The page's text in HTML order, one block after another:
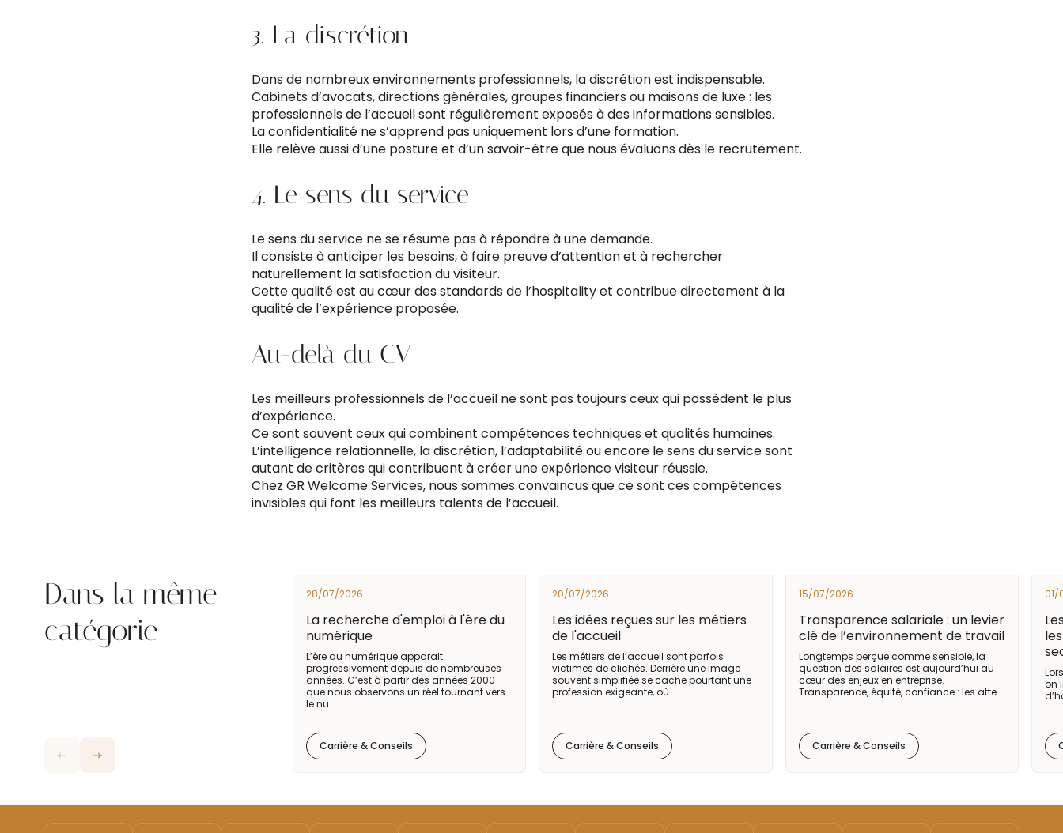
3. La discrétion
Dans de nombreux environnements professionnels, la discrétion est indispensable.
Cabinets d’avocats, directions générales, groupes financiers ou maisons de luxe : les
professionnels de l’accueil sont régulièrement exposés à des informations sensibles.
La confidentialité ne s’apprend pas uniquement lors d’une formation.
Elle relève aussi d’une posture et d’un savoir-être que nous évaluons dès le recrutement.
4. Le sens du service
Le sens du service ne se résume pas à répondre à une demande.
Il consiste à anticiper les besoins, à faire preuve d’attention et à rechercher
naturellement la satisfaction du visiteur.
Cette qualité est au cœur des standards de l’hospitality et contribue directement à la
qualité de l’expérience proposée.
Au-delà du CV
Les meilleurs professionnels de l’accueil ne sont pas toujours ceux qui possèdent le plus
d’expérience.
Ce sont souvent ceux qui combinent compétences techniques et qualités humaines.
L’intelligence relationnelle, la discrétion, l’adaptabilité ou encore le sens du service sont
autant de critères qui contribuent à créer une expérience visiteur réussie.
Chez GR Welcome Services, nous sommes convaincus que ce sont ces compétences
invisibles qui font les meilleurs talents de l’accueil.
Dans la même
catégorie
28/07/2026
La recherche d'emploi à l'ère du
numérique
L’ère du numérique apparait
progressivement depuis de nombreuses
années. C’est à partir des années 2000
que nous observons un réel tournant vers
le nu…
Carrière & Conseils
20/07/2026
Les idées reçues sur les métiers
de l'accueil
Les métiers de l’accueil sont parfois
victimes de clichés. Derrière une image
souvent simplifiée se cache pourtant une
profession exigeante, où …
Carrière & Conseils
15/07/2026
Transparence salariale : un levier
clé de l’environnement de travail
Longtemps perçue comme sensible, la
question des salaires est aujourd’hui au
cœur des enjeux en entreprise.
Transparence, équité, confiance : les atte…
Carrière & Conseils
01/
on